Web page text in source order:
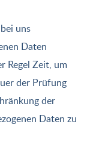
uns
Daten
Regel Zeit, um
der Prüfung
der
Daten zu